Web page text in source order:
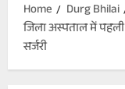
Home
Durg Bhilai
जिला अस्पताल में
सर्जरी